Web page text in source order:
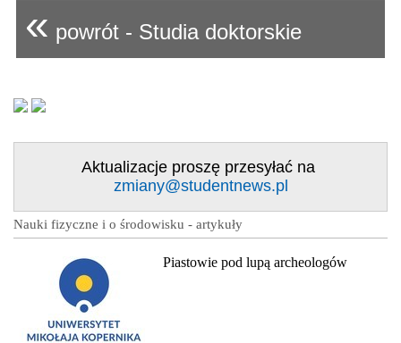
« powrót - Studia doktorskie
Aktualizacje proszę przesyłać na
zmiany@studentnews.pl
Nauki fizyczne i o środowisku - artykuły
Piastowie pod lupą archeologów